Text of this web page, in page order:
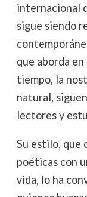
internacional
sigue siendo
que aborda en
tiempo, la
natural,
lectores y
Su estilo, que
poéticas con
vida, lo ha